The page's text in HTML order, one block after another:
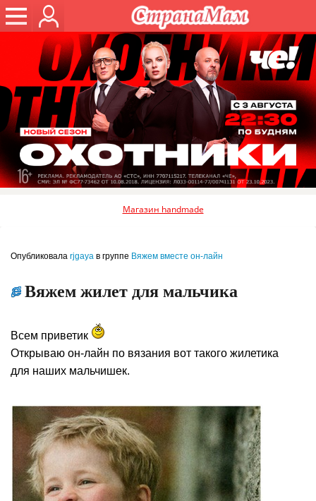
Магазин handmade
Опубликовала rjgaya в группе Вяжем вместе он-лайн
Вяжем жилет для мальчика
Всем приветик
Открываю он-лайн по вязания вот такого жилетика
для наших мальчишек.